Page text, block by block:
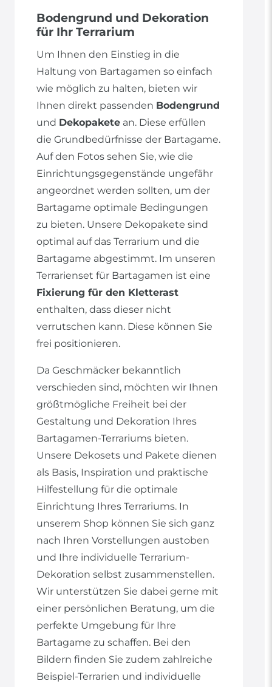
Bodengrund und Dekoration
für Ihr Terrarium
Um Ihnen den Einstieg in die
Haltung von Bartagamen so einfach
wie möglich zu halten, bieten wir
Ihnen direkt passenden Bodengrund
und Dekopakete an. Diese erfüllen
die Grundbedürfnisse der Bartagame.
Auf den Fotos sehen Sie, wie die
Einrichtungsgegenstände ungefähr
angeordnet werden sollten, um der
Bartagame optimale Bedingungen
zu bieten. Unsere Dekopakete sind
optimal auf das Terrarium und die
Bartagame abgestimmt. Im unseren
Terrarienset für Bartagamen ist eine
Fixierung für den Kletterast
enthalten, dass dieser nicht
verrutschen kann. Diese können Sie
frei positionieren.
Da Geschmäcker bekanntlich
verschieden sind, möchten wir Ihnen
größtmögliche Freiheit bei der
Gestaltung und Dekoration Ihres
Bartagamen-Terrariums bieten.
Unsere Dekosets und Pakete dienen
als Basis, Inspiration und praktische
Hilfestellung für die optimale
Einrichtung Ihres Terrariums. In
unserem Shop können Sie sich ganz
nach Ihren Vorstellungen austoben
und Ihre individuelle Terrarium-
Dekoration selbst zusammenstellen.
Wir unterstützen Sie dabei gerne mit
einer persönlichen Beratung, um die
perfekte Umgebung für Ihre
Bartagame zu schaffen. Bei den
Bildern finden Sie zudem zahlreiche
Beispiel-Terrarien und individuelle